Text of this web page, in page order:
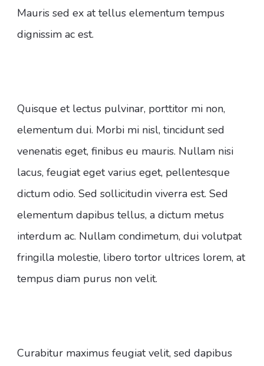
Mauris sed ex at tellus elementum tempus
dignissim ac est.
Quisque et lectus pulvinar, porttitor mi non,
elementum dui. Morbi mi nisl, tincidunt sed
venenatis eget, finibus eu mauris. Nullam nisi
lacus, feugiat eget varius eget, pellentesque
dictum odio. Sed sollicitudin viverra est. Sed
elementum dapibus tellus, a dictum metus
interdum ac. Nullam condimetum, dui volutpat
fringilla molestie, libero tortor ultrices lorem, at
tempus diam purus non velit.
Curabitur maximus feugiat velit, sed dapibus